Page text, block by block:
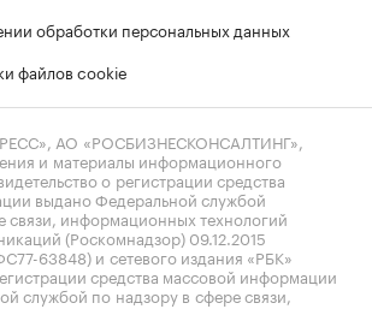
обработки персональных данных
файлов cookie
АО «РОСБИЗНЕСКОНСАЛТИНГ»,
и материалы информационного
о регистрации средства
выдано Федеральной службой
связи, информационных технологий
(Роскомнадзор) 09.12.2015
63848) и сетевого издания «РБК»
средства массовой информации
службой по надзору в сфере связи,